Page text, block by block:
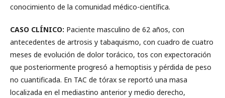
conocimiento de la comunidad médico-científica.
CASO CLÍNICO: Paciente masculino de 62 años, con
antecedentes de artrosis y tabaquismo, con cuadro de cuatro
meses de evolución de dolor torácico, tos con expectoración
que posteriormente progresó a hemoptisis y pérdida de peso
no cuantificada. En TAC de tórax se reportó una masa
localizada en el mediastino anterior y medio derecho,